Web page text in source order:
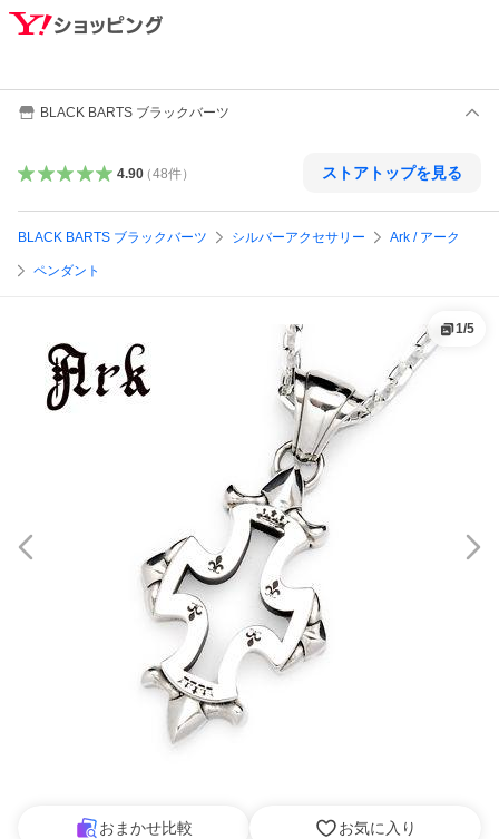
BLACK BARTS ブラックバーツ
4.90（48件） ストアトップを見る
BLACK BARTS ブラックバーツ シルバーアクセサリー Ark / アーク
ペンダント
1/5
おまかせ比較 お気に入り